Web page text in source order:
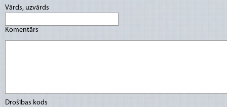
Vārds, uzvārds
Komentārs
Drošības kods